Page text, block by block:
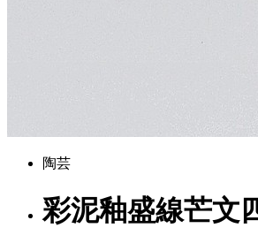
陶芸
彩泥釉盛線芒文